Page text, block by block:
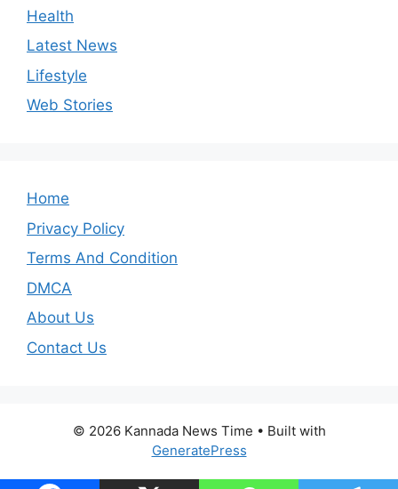
Health
Latest News
Lifestyle
Web Stories
Home
Privacy Policy
Terms And Condition
DMCA
About Us
Contact Us
© 2026 Kannada News Time • Built with
GeneratePress